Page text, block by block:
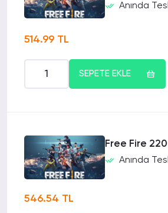
Anında
514.99 TL
SEPETE EKLE
Free Fire
Anında
546.54 TL